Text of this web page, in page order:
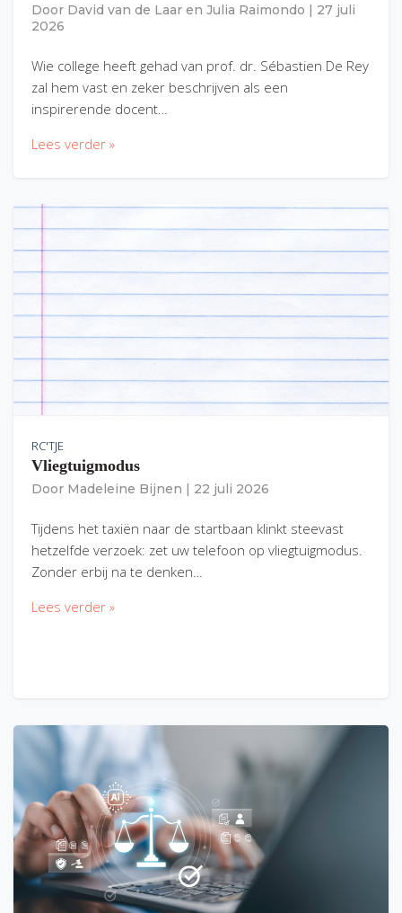
Door David van de Laar en Julia Raimondo
27 juli
2026
Wie college heeft gehad van prof. dr. Sébastien De Rey
zal hem vast en zeker beschrijven als een
inspirerende docent…
Lees verder »
RC'TJE
Vliegtuigmodus
Door Madeleine Bijnen 22 juli 2026
Tijdens het taxiën naar de startbaan klinkt steevast
hetzelfde verzoek: zet uw telefoon op vliegtuigmodus.
Zonder erbij na te denken…
Lees verder »